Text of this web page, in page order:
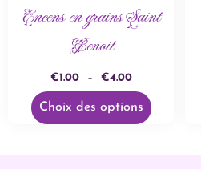
Encens en grains Saint
Benoit
€1.00 – €4.00
Choix des options